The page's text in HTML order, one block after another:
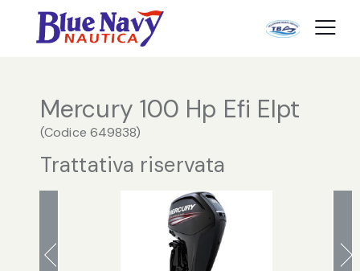
Mercury 100 Hp Efi Elpt
(Codice 649838)
Trattativa riservata